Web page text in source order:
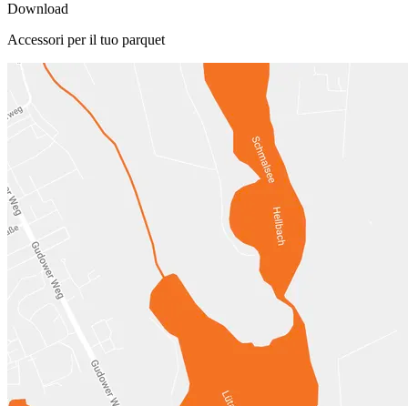
Download
Accessori per il tuo parquet